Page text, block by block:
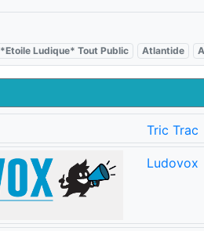
*Etoile Ludique* Tout Public Atlantide
Tric Trac
Ludovox